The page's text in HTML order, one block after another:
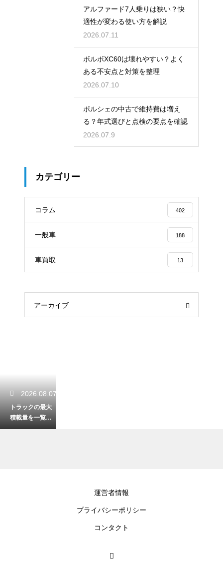
アルファード7人乗りは狭い？快
適性が変わる使い方を解説
2026.07.11
ボルボXC60は壊れやすい？よく
ある不安点と対策を整理
2026.07.10
ポルシェの中古で維持費は増え
る？年式選びと点検の要点を確認
2026.07.9
カテゴリー
コラム 402
一般車 188
車買取 13
アーカイブ
2026.08.07
トラックの最大
積載量を一覧で
解説！車両サイ
運営者情報
プライバシーポリシー
コンタクト